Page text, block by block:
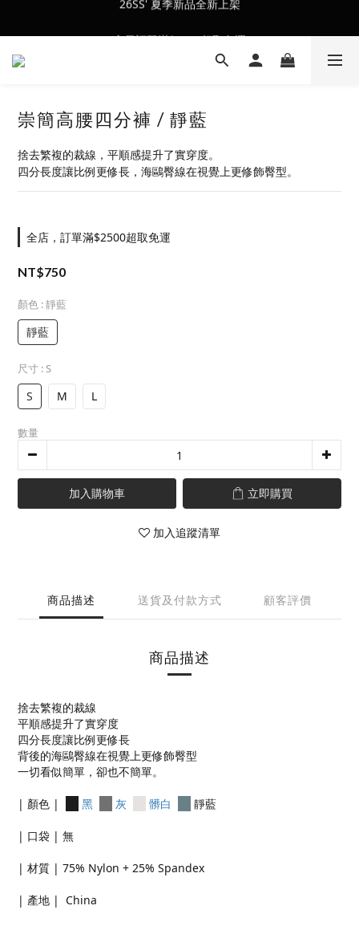
會員訂單滿$2500超取免運
崇簡高腰四分褲 / 靜藍
捨去繁複的裁線，平順感提升了實穿度。
四分長度讓比例更修長，海鷗臀線在視覺上更修飾臀型。
全店，訂單滿$2500超取免運
NT$750
顏色 : 靜藍
靜藍
尺寸 : S
S M L
數量
加入購物車 立即購買
加入追蹤清單
商品描述 送貨及付款方式 顧客評價
商品描述
捨去繁複的裁線
平順感提升了實穿度
四分長度讓比例更修長
背後的海鷗臀線在視覺上更修飾臀型
一切看似簡單，卻也不簡單。
| 顏色 | 黑 灰 髒白 靜藍
| 口袋 | 無
| 材質 | 75% Nylon + 25% Spandex
| 產地 | China